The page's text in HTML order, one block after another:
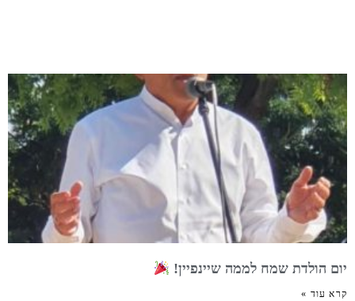
יום הולדת שמח לממה שיינפיין!
קרא עוד »